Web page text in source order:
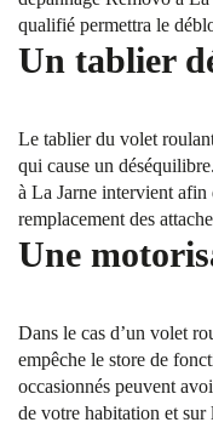
qualifié permettra le
Un tablier
Le tablier du volet
qui cause un
à La Jarne intervient
remplacement des
Une
Dans le cas d’un volet
empêche le store de
occasionnés peuvent
de votre habitation et sur